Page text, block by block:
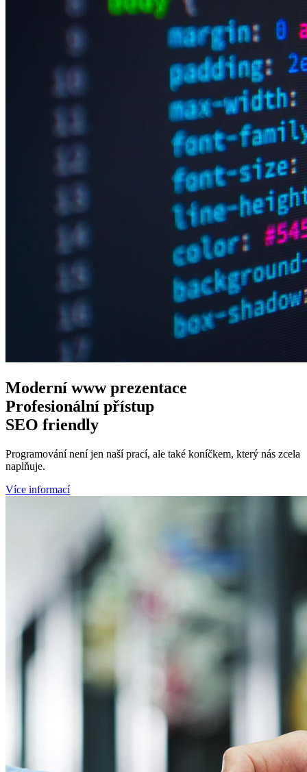
Moderní wwwprezentace
Profesionální přístup
SEO friendly
Programování není jen naší prací, ale také koníčkem, který nás zcela
naplňuje.
Více informací